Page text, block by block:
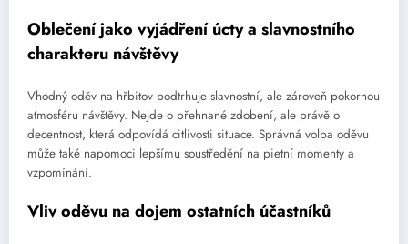
Oblečení jako vyjádření úcty a slavnostního
charakteru návštěvy
Vhodný oděv na hřbitov podtrhuje slavnostní, ale zároveň pokornou
atmosféru návštěvy. Nejde o přehnané zdobení, ale právě o
decentnost, která odpovídá citlivosti situace. Správná volba oděvu
může také napomoci lepšímu soustředění na pietní momenty a
vzpomínání.
Vliv oděvu na dojem ostatních účastníků